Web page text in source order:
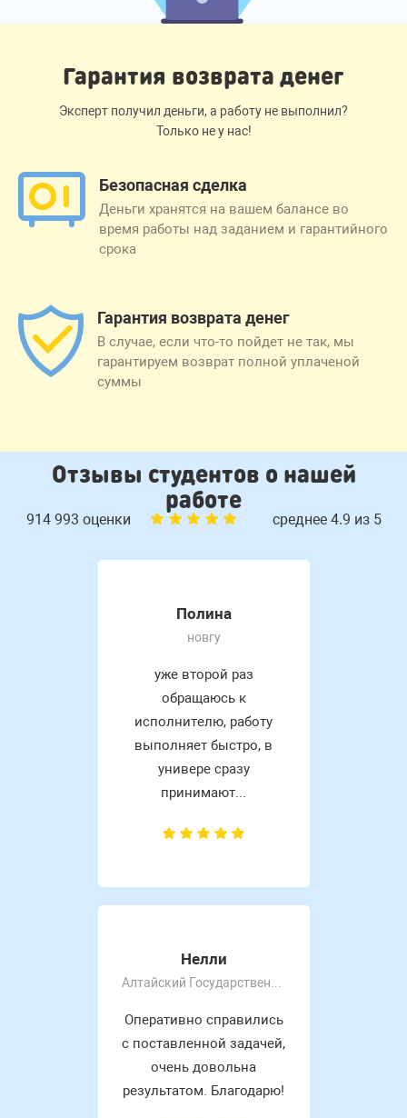
Гарантия возврата денег
Эксперт получил деньги, а работу не выполнил?
Только не у нас!
Безопасная сделка
Деньги хранятся на вашем балансе во
время работы над заданием и гарантийного
срока
Гарантия возврата денег
В случае, если что-то пойдет не так, мы
гарантируем возврат полной уплаченой
суммы
Отзывы студентов о нашей
работе
914 993 оценки среднее 4.9 из 5
Полина
новгу
уже второй раз
обращаюсь к
исполнителю, работу
выполняет быстро, в
универе сразу
принимают...
Нелли
Алтайский Государственный Университет
Оперативно справились
с поставленной задачей,
очень довольна
результатом. Благодарю!